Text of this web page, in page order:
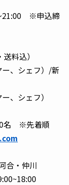
21:00 ※申込締
料込）
ー、シェフ）/新
ー、シェフ）
※先着順
合・仲川